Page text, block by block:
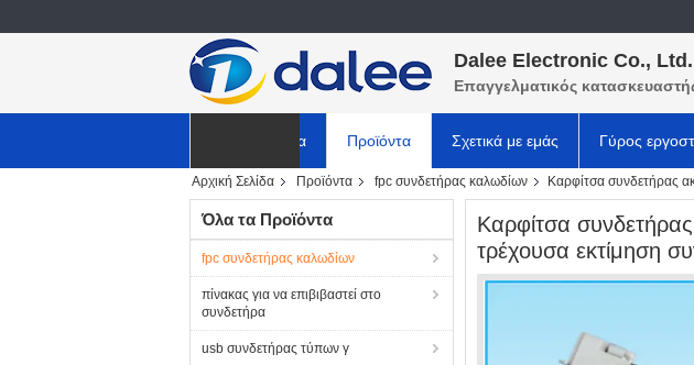
Dalee Electronic Co., Ltd.
Επαγγελματικός
Αρχική Σελίδα Προϊόντα Σχετικά με εμάς Γύρος
ΕΙΔΗΣΕΙΣ
Αρχική Σελίδα Προϊόντα fpc συνδετήρας καλωδίων Καρφίτσα συνδετήρας
Όλα τα Προϊόντα
fpc συνδετήρας καλωδίων
πίνακας για να επιβιβαστεί στο
συνδετήρα
usb συνδετήρας τύπων γ
Καρφίτσα
τρέχουσα εκτίμηση